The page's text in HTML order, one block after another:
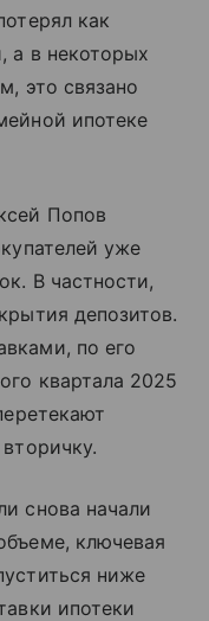
как
а в некоторых
это связано
ипотеке
Попов
уже
В частности,
депозитов.
по его
квартала 2025
снова начали
ключевая
ниже
ипотеки